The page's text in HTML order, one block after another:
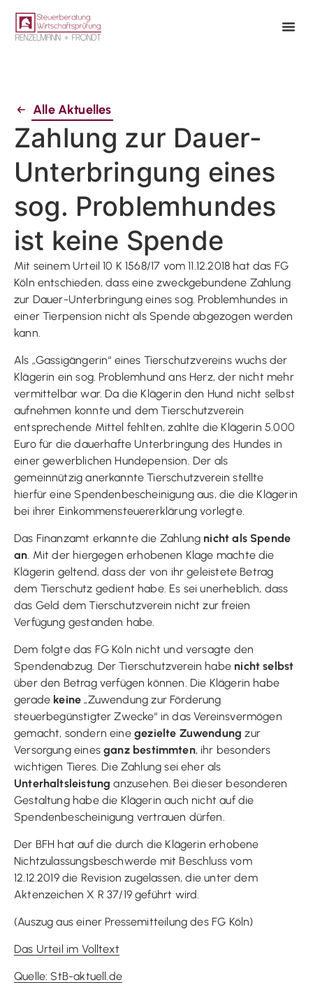
Alle Aktuelles
Zahlung zur Dauer-
Unterbringung eines
sog. Problemhundes
ist keine Spende
Mit seinem Urteil 10 K 1568/17 vom 11.12.2018 hat das FG
Köln entschieden, dass eine zweckgebundene Zahlung
zur Dauer-Unterbringung eines sog. Problemhundes in
einer Tierpension nicht als Spende abgezogen werden
kann.
Als „Gassigängerin“ eines Tierschutzvereins wuchs der
Klägerin ein sog. Problemhund ans Herz, der nicht mehr
vermittelbar war. Da die Klägerin den Hund nicht selbst
aufnehmen konnte und dem Tierschutzverein
entsprechende Mittel fehlten, zahlte die Klägerin 5.000
Euro für die dauerhafte Unterbringung des Hundes in
einer gewerblichen Hundepension. Der als
gemeinnützig anerkannte Tierschutzverein stellte
hierfür eine Spendenbescheinigung aus, die die Klägerin
bei ihrer Einkommensteuererklärung vorlegte.
Das Finanzamt erkannte die Zahlung nicht als Spende
an . Mit der hiergegen erhobenen Klage machte die
Klägerin geltend, dass der von ihr geleistete Betrag
dem Tierschutz gedient habe. Es sei unerheblich, dass
das Geld dem Tierschutzverein nicht zur freien
Verfügung gestanden habe.
Dem folgte das FG Köln nicht und versagte den
Spendenabzug. Der Tierschutzverein habe nicht selbst
über den Betrag verfügen können. Die Klägerin habe
gerade keine „Zuwendung zur Förderung
steuerbegünstigter Zwecke“ in das Vereinsvermögen
gemacht, sondern eine gezielte Zuwendung zur
Versorgung einesganz bestimmten, ihr besonders
wichtigen Tieres. Die Zahlung sei eher als
Unterhaltsleistung anzusehen. Bei dieser besonderen
Gestaltung habe die Klägerin auch nicht auf die
Spendenbescheinigung vertrauen dürfen.
Der BFH hat auf die durch die Klägerin erhobene
Nichtzulassungsbeschwerde mit Beschluss vom
12.12.2019 die Revision zugelassen, die unter dem
Aktenzeichen X R 37/19 geführt wird.
(Auszug aus einer Pressemitteilung des FG Köln)
Das Urteil im Volltext
Quelle: StB-aktuell.de